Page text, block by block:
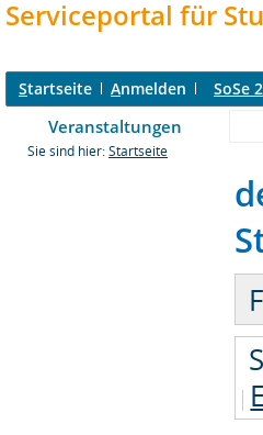
Serviceportal für
Startseite Anmelden SoSe
Veranstaltungen
Sie sind hier: Startseite